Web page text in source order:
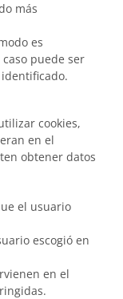
más
es
puede ser
cookies,
en el
obtener datos
el usuario
escogió en
en el